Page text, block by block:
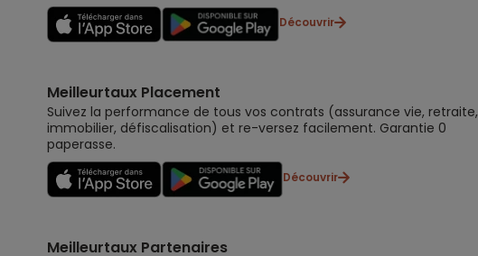
Découvrir
Meilleurtaux Placement
Suivez la performance de tous vos contrats (assurance vie, retraite,
immobilier, défiscalisation) et re-versez facilement. Garantie 0
paperasse.
Découvrir
Meilleurtaux Partenaires